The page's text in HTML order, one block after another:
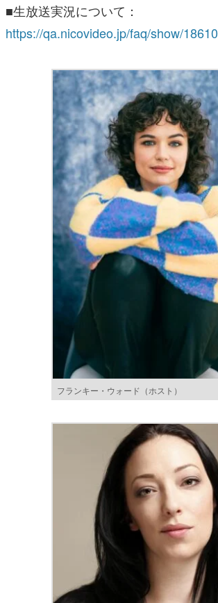
■生放送実況について：
https://qa.nicovideo.jp/faq/show/18610
フランキー・ウォード（ホスト）